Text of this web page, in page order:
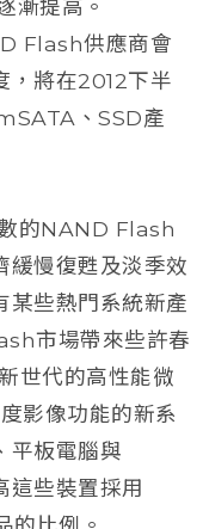
漸提高。
Flash供應商會
，將在2012下半
、SSD產
的NAND Flash
緩慢復甦及淡季效
某些熱門系統新產
市場帶來些許春
世代的高性能微
影像功能的新系
平板電腦與
些裝置採用